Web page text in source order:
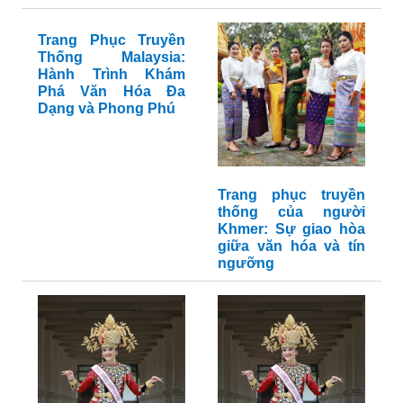
Trang Phục Truyền
Thống Malaysia:
Hành Trình Khám
Phá Văn Hóa Đa
Dạng và Phong Phú
Trang phục truyền
thống của người
Khmer: Sự giao hòa
giữa văn hóa và tín
ngưỡng